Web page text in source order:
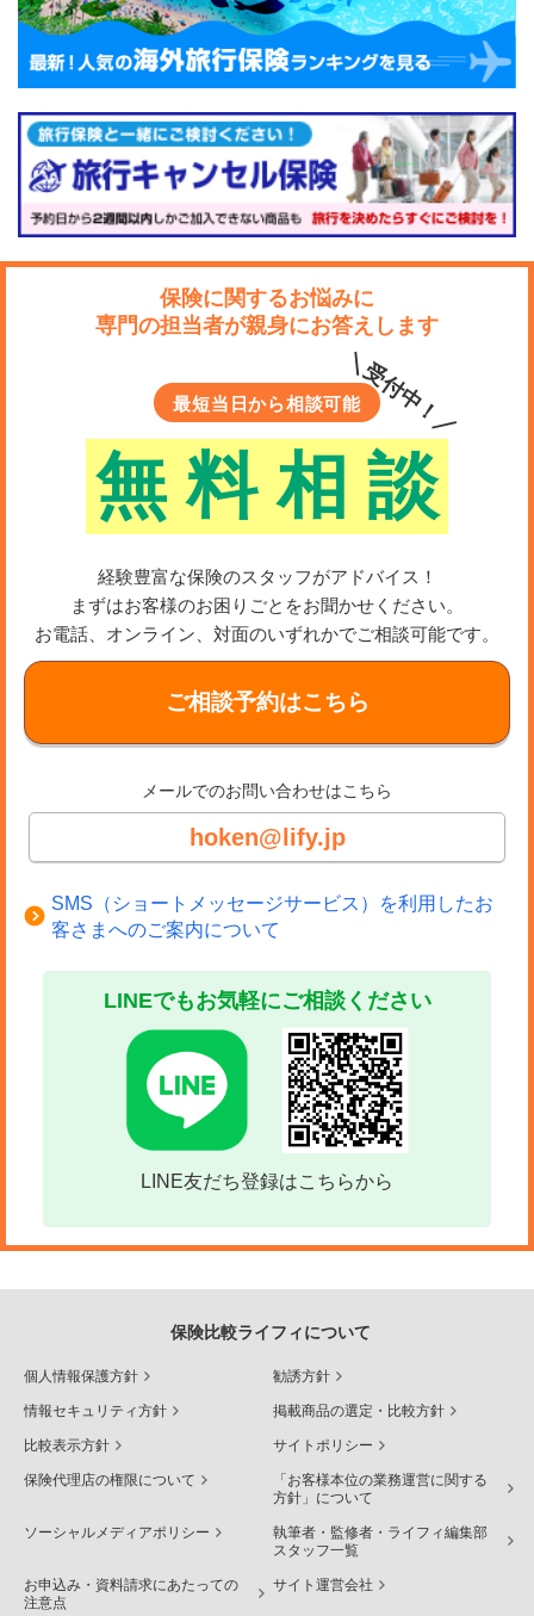
保険に関するお悩みに
専門の担当者が親身にお答えします
最短当日から相談可能
無 料 相 談
＼受付中！／
経験豊富な保険のスタッフがアドバイス！
まずはお客様のお困りごとをお聞かせください。
お電話、オンライン、対面のいずれかでご相談可能です。
ご相談予約はこちら
メールでのお問い合わせはこちら
hoken@lify.jp
SMS（ショートメッセージサービス）を利用したお
客さまへのご案内について
LINEでもお気軽にご相談ください
LINE友だち登録はこちらから
保険比較ライフィについて
個人情報保護方針 勧誘方針
情報セキュリティ方針 掲載商品の選定・比較方針
比較表示方針 サイトポリシー
保険代理店の権限について
「お客様本位の業務運営に関する
方針」について
ソーシャルメディアポリシー
執筆者・監修者・ライフィ編集部
スタッフ一覧
お申込み・資料請求にあたっての
注意点
サイト運営会社